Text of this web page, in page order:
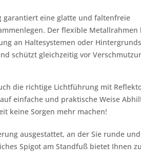
garantiert eine glatte und faltenfreie
Der flexible Metallrahmen
an Haltesystemen oder
schützt gleichzeitig vor
die richtige Lichtführung mit
einfache und praktische Weise
keine Sorgen mehr machen!
ausgestattet, an der Sie runde
Spigot am Standfuß bietet Ihnen